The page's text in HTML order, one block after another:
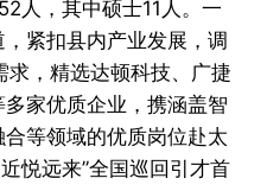
人，其中硕士11人。一
紧扣县内产业发展，调
，精选达顿科技、广捷
家优质企业，携涵盖智
等领域的优质岗位赴太
悦远来”全国巡回引才首